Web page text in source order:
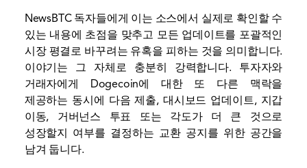
NewsBTC 독자들에게 이는 소스에서 실제로 확인할 수
있는 내용에 초점을 맞추고 모든 업데이트를 포괄적인
시장 평결로 바꾸려는 유혹을 피하는 것을 의미합니다.
이야기는 그 자체로 충분히 강력합니다. 투자자와
거래자에게 Dogecoin에 대한 또 다른 맥락을
제공하는 동시에 다음 제출, 대시보드 업데이트, 지갑
이동, 거버넌스 투표 또는 각도가 더 큰 것으로
성장할지 여부를 결정하는 교환 공지를 위한 공간을
남겨 둡니다.